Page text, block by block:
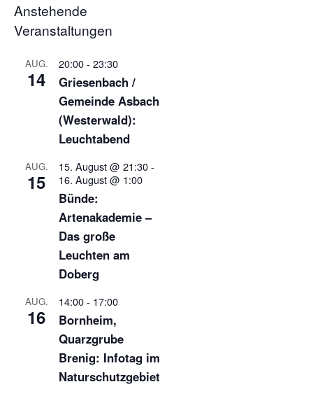
Anstehende
Veranstaltungen
AUG.
14
20:00- 23:30
Griesenbach /
Gemeinde Asbach
(Westerwald):
Leuchtabend
AUG.
15
15. August @ 21:30-
16. August @ 1:00
Bünde:
Artenakademie –
Das große
Leuchten am
Doberg
AUG.
16
14:00- 17:00
Bornheim,
Quarzgrube
Brenig: Infotag im
Naturschutzgebiet